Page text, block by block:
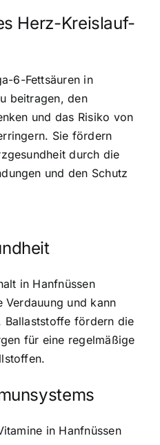
Herz-Kreislauf-
6-Fettsäuren in
beitragen, den
und das Risiko von
Sie fördern
durch die
und den Schutz
in Hanfnüssen
Verdauung und kann
Ballaststoffe fördern die
für eine regelmäßige
in Hanfnüssen